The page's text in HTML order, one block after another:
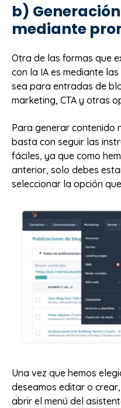
b)
mediante
Otra de las formas que
con la IA es mediante
sea para entradas de
marketing, CTA y otras
Para generar contenido
basta con seguir las
fáciles, ya que como
anterior, solo debes
seleccionar la opción
Una vez que hemos
deseamos editar o
abrir el menú del